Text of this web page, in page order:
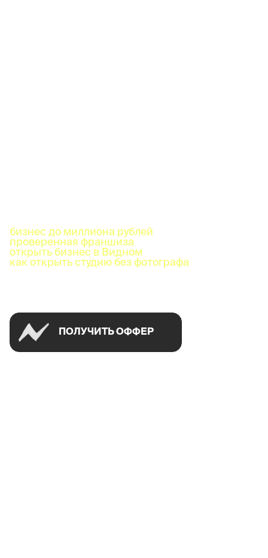
бизнес до миллиона рублей
проверенная франшиза
открыть бизнес в Видном
как открыть студию без фотографа
ПОЛУЧИТЬ ОФФЕР